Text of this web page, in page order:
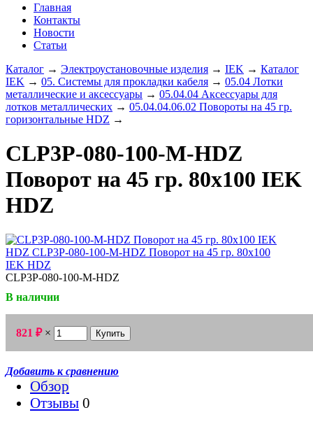
Главная
Контакты
Новости
Статьи
Каталог → Электроустановочные изделия → IEK → Каталог
IEK → 05. Системы для прокладки кабеля → 05.04 Лотки
металлические и аксессуары → 05.04.04 Аксессуары для
лотков металлических → 05.04.04.06.02 Повороты на 45 гр.
горизонтальные HDZ →
CLP3P-080-100-M-HDZ
Поворот на 45 гр. 80х100 IEK
HDZ
CLP3P-080-100-M-HDZ
В наличии
821 ₽ ×
Добавить к сравнению
Обзор
Отзывы 0